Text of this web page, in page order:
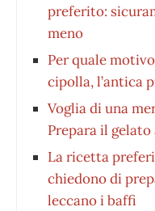
preferito:
meno
Per quale
cipolla, l’antica
Voglia di una
Prepara il gelato
La ricetta
chiedono di
leccano i baffi